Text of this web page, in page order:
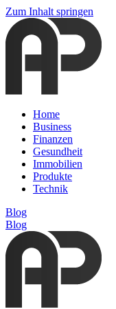
Zum Inhalt springen
Home
Business
Finanzen
Gesundheit
Immobilien
Produkte
Technik
Blog
Blog